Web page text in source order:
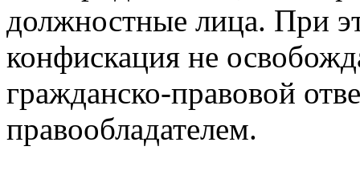
должностные лица. При
конфискация не
гражданско-правовой
правообладателем.